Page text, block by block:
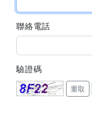
聯絡電話
驗證碼
重取